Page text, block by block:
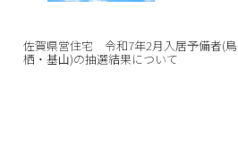
佐賀県営住宅 令和7年2月入居予備者(鳥
栖・基山)の抽選結果について